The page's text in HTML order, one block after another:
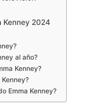
Kenney 2024
al año?
Kenney?
Emma Kenney?